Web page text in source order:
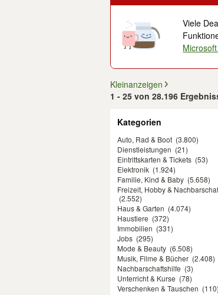
Viele
Kleinanzeigen
1 - 25 von 28.196
Kategorien
Auto, Rad & Boot (3.800)
Dienstleistungen (21)
Eintrittskarten & Tickets (53)
Elektronik (1.924)
Familie, Kind & Baby (5.658)
Freizeit, Hobby &
(2.552)
Haus & Garten (4.074)
Haustiere (372)
Immobilien (331)
Jobs (295)
Mode & Beauty (6.508)
Musik, Filme & Bücher (2.408)
Nachbarschaftshilfe (3)
Unterricht & Kurse (78)
Verschenken & Tauschen (110)